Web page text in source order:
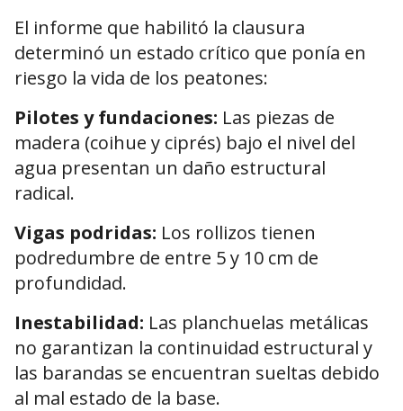
El informe que habilitó la clausura
determinó un estado crítico que ponía en
riesgo la vida de los peatones:
Pilotes y fundaciones: Las piezas de
madera (coihue y ciprés) bajo el nivel del
agua presentan un daño estructural
radical.
Vigas podridas: Los rollizos tienen
podredumbre de entre 5 y 10 cm de
profundidad.
Inestabilidad: Las planchuelas metálicas
no garantizan la continuidad estructural y
las barandas se encuentran sueltas debido
al mal estado de la base.